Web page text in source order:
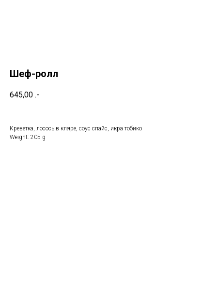
Шеф-ролл
645,00 .-
Креветка, лосось в кляре, соус спайс, икра тобико
Weight: 205 g